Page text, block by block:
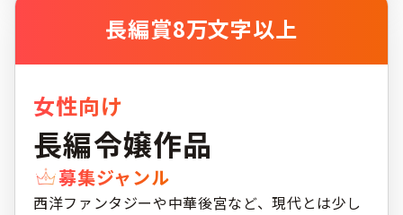
長編賞8万文字以上
女性向け
長編令嬢作品
募集ジャンル
西洋ファンタジーや中華後宮など、現代とは少し